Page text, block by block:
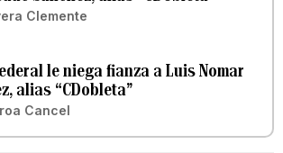
Clemente
le niega fianza a Luis Nomar
alias “CDobleta”
Cancel